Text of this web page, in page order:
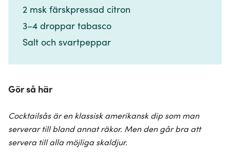
2 msk färskpressad citron​​​​‌ ‍ ​‍​‍‌‍ ‌ ​‍‌‍‍‌‌‍‌ ‌‍‍‌‌‍ ‍​‍​‍​ ‍‍​‍​‍‌ ​ ‌‍​‌‌‍ ‍‌‍‍‌‌ ‌​‌ ‍‌​‍ ‍‌‍‍‌‌‍ ​‍​‍​‍ ​​‍​‍‌‍‍​‌ ​‍‌‍‌‌‌‍‌‍​‍​‍​ ‍‍​‍​‍‌‍‍​‌ ‌​‌ ‌​‌ ​​‌ ​ ​ ‍‍​‍ ​‍ ‌‍​ ‌‍ ‌‌ ​ ​‍ ‍‌‍​ ‌‍‌‌‌ ​‍‌ ‌‍‌‍‌‌‌ ​‍‌‍​‌​‍ ‍‌ ​ ‌‍‌‌​‍ ‌ ​​‌ ​‍‌‍ ‌‍‌​‌ ‌‌‌‍​ ‌ ‌​‌‍‍‌‌‍ ‌‍ ‍​‍ ‌‍‍‌‌‍ ‍‌ ‌​‌‍‌‌‌‍ ‍‌ ‌​​‍ ‌‍‌‌‌‍‌​‌‍‍‌‌ ‌​​‍ ‌‍ ‌‌‍ ‌‍‌​‌‍‌‌​ ‌‌ ​​‌ ​‍‌‍‌‌‌ ​ ‌‍‌‌‌‍ ‍‌ ‌​‌‍​‌‌ ‌​‌‍‍‌‌‍ ‌‍ ‍​ ‍ ‌‍‍‌‌‍‌​​ ‌‌‍‌‍‌‍‌‍​ ​​​ ​‍​ ​‍​ ​‍​ ‍​​ ​‌​‍ ‌​ ​‍‌‍‌‌​ ​‍​ ​ ​‍ ‌​ ‌​‌‍‌‌​ ‌‍‌‍​‍​‍ ‌​ ‍‌‌‍​ ‌‍​ ‌‍​‍​‍ ‌​ ‌‍‌‍‌​‌‍​‌​ ​​​ ​‍​ ​​​ ‌ ​ ‍​‌‍‌‌​ ‌‌‌‍​ ‌‍​‍​ ‍ ‌ ‌​‌ ‍‌‌ ​​‌‍‌‌​ ‌‌ ​​‌‍​‌‌‍‌ ‌‍‌‌​ ‍ ‌ ​​‌‍​‌‌ ‌​‌‍‍​​ ‌‌‍​‍‌‍ ​‌‍ ‌‍​ ‌‍‍ ‌ ​ ​‍‌‌​ ‌‌‌​​‍‌‌ ‌‍‍ ‌‍‌‌‌ ‍‌​‍‌‌​ ​ ‌​‌​​‍‌‌​ ​ ‌​‌​​‍‌‌​ ​‍​ ​‍​ ‍​​ ‌‍​ ‌‍‌‍​‍‌‍​‍​ ‍​‌‍‌​​ ‌ ​‍ ‌‌‍​ ​ ‍‌‌‍​ ‌‍​‌​‍ ‌​ ‌​‌‍​‍‌‍​ ​ ‌ ​‍ ‌‌‍​‌​ ‌ ‌‍​‍​ ‍‌​‍ ‌‌‍​‍​ ​ ​ ​‌‌‍‌‍‌‍‌‍​ ​ ​ ‍‌​ ‍‌‌‍‌‍‌‍‌​‌‍‌​​ ‌ ​‍‌‌​ ​‍​ ​‍​‍‌‌​ ‌‌‌​‌​​‍ ‍‌‍​ ‌‍ ‌‍ ​‌ ‌‌‌‍ ‌‌‍ ‍‌ ​ ​‍‌‌​ ‌‌‌​​‍‌‌ ‌‍‍ ‌‍‌‌‌ ‍‌​‍‌‌​ ​ ‌​‌​​‍‌‌​ ​ ‌​‌​​‍‌‌​ ​‍​ ​‍​ ​‍‌‍‌‌​ ‍‌​ ‍​‌‍‌​‌‍‌​​ ​​​ ‌​‌‍‌‌​ ​‍‌‍​‌‌‍​ ​‍‌‌​ ​‍​ ​‍​‍‌‌​ ‌‌‌​‌​​‍ ‍‌‍‍‌‌ ‌​‌‍‌‌‌‍ ‌‌ ​ ​‍‌‌​ ‌‌‌​​‍​ ‌‌​‍‌‌​ ‌‌‌​‌​​ ‌‍​‍‌‍​‌‌ ​ ‌‍‌‌‌‌‌‌‌ ​‍‌‍ ​​ ‌‌‍‍​‌ ‌​‌ ‌​‌ ​​‌ ​ ​‍‌‌​ ​ ‌​​‌​‍‌‌​ ​‍‌​‌‍​‍‌‌​ ​‍‌​‌‍‌‍​ ‌‍ ‌‌ ​ ​‍ ‍‌‍​ ‌‍‌‌‌ ​‍‌ ‌‍‌‍‌‌‌ ​‍‌‍​‌​‍ ‍‌ ​ ‌‍‌‌​‍‌‍‌‍‍‌‌‍‌​​ ‌‌‍‌‍‌‍‌‍​ ​​​ ​‍​ ​‍​ ​‍​ ‍​​ ​‌​‍ ‌​ ​‍‌‍‌‌​ ​‍​ ​ ​‍ ‌​ ‌​‌‍‌‌​ ‌‍‌‍​‍​‍ ‌​ ‍‌‌‍​ ‌‍​ ‌‍​‍​‍ ‌​ ‌‍‌‍‌​‌‍​‌​ ​​​ ​‍​ ​​​ ‌ ​ ‍​‌‍‌‌​ ‌‌‌‍​ ‌‍​‍​‍‌‍‌ ‌​‌ ‍‌‌ ​​‌‍‌‌​ ‌‌ ​​‌‍​‌‌‍‌ ‌‍‌‌​‍‌‍‌ ​​‌‍​‌‌ ‌​‌‍‍​​ ‌‌‍​‍‌‍ ​‌‍ ‌‍​ ‌‍‍ ‌ ​ ​‍‌‌​ ‌‌‌​​‍‌‌ ‌‍‍ ‌‍‌‌‌ ‍‌​‍‌‌​ ​ ‌​‌​​‍‌‌​ ​ ‌​‌​​‍‌‌​ ​‍​ ​‍​ ‍​​ ‌‍​ ‌‍‌‍​‍‌‍​‍​ ‍​‌‍‌​​ ‌ ​‍ ‌‌‍​ ​ ‍‌‌‍​ ‌‍​‌​‍ ‌​ ‌​‌‍​‍‌‍​ ​ ‌ ​‍ ‌‌‍​‌​ ‌ ‌‍​‍​ ‍‌​‍ ‌‌‍​‍​ ​ ​ ​‌‌‍‌‍‌‍‌‍​ ​ ​ ‍‌​ ‍‌‌‍‌‍‌‍‌​‌‍‌​​ ‌ ​‍‌‌​ ​‍​ ​‍​‍‌‌​ ‌‌‌​‌​​‍ ‍‌‍​ ‌‍ ‌‍ ​‌ ‌‌‌‍ ‌‌‍ ‍‌ ​ ​‍‌‌​ ‌‌‌​​‍‌‌ ‌‍‍ ‌‍‌‌‌ ‍‌​‍‌‌​ ​ ‌​‌​​‍‌‌​ ​ ‌​‌​​‍‌‌​ ​‍​ ​‍​ ​‍‌‍‌‌​ ‍‌​ ‍​‌‍‌​‌‍‌​​ ​​​ ‌​‌‍‌‌​ ​‍‌‍​‌‌‍​ ​‍‌‌​ ​‍​ ​‍​‍‌‌​ ‌‌‌​‌​​‍ ‍‌‍‍‌‌ ‌​‌‍‌‌‌‍ ‌‌ ​ ​‍‌‌​ ‌‌‌​​‍​ ‌‌​‍‌‌​ ‌‌‌​‌​​‍‌‍‌ ‌ ‌‍ ‌ ​‍‌‍‍ ‌ ​ ‌ ​​‌‍​‌‌‍​ ‌‍‌‌​ ‌‌ ​​‌ ​‍‌‍ ‌‍‌​‌ ‌‌‌‍​ ‌ ‌​‌‍‍‌‌‍ ‌‍ ‍​‍‌‍‌ ​​‌‍‌‌‌ ​‍‌ ​ ‌ ​​‌‍‌‌‌‍​ ‌ ‌​‌‍‍‌‌ ‌‍‌‍‌‌​ ‌‌ ​​‌ ‌‌‌‍​‍‌‍ ​‌‍‍‌‌ ​ ‌‍‍​‌‍‌‌‌‍‌​​‍​‍‌ ‌
3–4 droppar tabasco​​​​‌ ‍ ​‍​‍‌‍ ‌ ​‍‌‍‍‌‌‍‌ ‌‍‍‌‌‍ ‍​‍​‍​ ‍‍​‍​‍‌ ​ ‌‍​‌‌‍ ‍‌‍‍‌‌ ‌​‌ ‍‌​‍ ‍‌‍‍‌‌‍ ​‍​‍​‍ ​​‍​‍‌‍‍​‌ ​‍‌‍‌‌‌‍‌‍​‍​‍​ ‍‍​‍​‍‌‍‍​‌ ‌​‌ ‌​‌ ​​‌ ​ ​ ‍‍​‍ ​‍ ‌‍​ ‌‍ ‌‌ ​ ​‍ ‍‌‍​ ‌‍‌‌‌ ​‍‌ ‌‍‌‍‌‌‌ ​‍‌‍​‌​‍ ‍‌ ​ ‌‍‌‌​‍ ‌ ​​‌ ​‍‌‍ ‌‍‌​‌ ‌‌‌‍​ ‌ ‌​‌‍‍‌‌‍ ‌‍ ‍​‍ ‌‍‍‌‌‍ ‍‌ ‌​‌‍‌‌‌‍ ‍‌ ‌​​‍ ‌‍‌‌‌‍‌​‌‍‍‌‌ ‌​​‍ ‌‍ ‌‌‍ ‌‍‌​‌‍‌‌​ ‌‌ ​​‌ ​‍‌‍‌‌‌ ​ ‌‍‌‌‌‍ ‍‌ ‌​‌‍​‌‌ ‌​‌‍‍‌‌‍ ‌‍ ‍​ ‍ ‌‍‍‌‌‍‌​​ ‌‌‍‌‍‌‍‌‍​ ​​​ ​‍​ ​‍​ ​‍​ ‍​​ ​‌​‍ ‌​ ​‍‌‍‌‌​ ​‍​ ​ ​‍ ‌​ ‌​‌‍‌‌​ ‌‍‌‍​‍​‍ ‌​ ‍‌‌‍​ ‌‍​ ‌‍​‍​‍ ‌​ ‌‍‌‍‌​‌‍​‌​ ​​​ ​‍​ ​​​ ‌ ​ ‍​‌‍‌‌​ ‌‌‌‍​ ‌‍​‍​ ‍ ‌ ‌​‌ ‍‌‌ ​​‌‍‌‌​ ‌‌ ​​‌‍​‌‌‍‌ ‌‍‌‌​ ‍ ‌ ​​‌‍​‌‌ ‌​‌‍‍​​ ‌‌‍​‍‌‍ ​‌‍ ‌‍​ ‌‍‍ ‌ ​ ​‍‌‌​ ‌‌‌​​‍‌‌ ‌‍‍ ‌‍‌‌‌ ‍‌​‍‌‌​ ​ ‌​‌​​‍‌‌​ ​ ‌​‌​​‍‌‌​ ​‍​ ​‍​ ‍​​ ‌‍​ ‌‍‌‍​‍‌‍​‍​ ‍​‌‍‌​​ ‌ ​‍ ‌‌‍​ ​ ‍‌‌‍​ ‌‍​‌​‍ ‌​ ‌​‌‍​‍‌‍​ ​ ‌ ​‍ ‌‌‍​‌​ ‌ ‌‍​‍​ ‍‌​‍ ‌‌‍​‍​ ​ ​ ​‌‌‍‌‍‌‍‌‍​ ​ ​ ‍‌​ ‍‌‌‍‌‍‌‍‌​‌‍‌​​ ‌ ​‍‌‌​ ​‍​ ​‍​‍‌‌​ ‌‌‌​‌​​‍ ‍‌‍​ ‌‍ ‌‍ ​‌ ‌‌‌‍ ‌‌‍ ‍‌ ​ ​‍‌‌​ ‌‌‌​​‍‌‌ ‌‍‍ ‌‍‌‌‌ ‍‌​‍‌‌​ ​ ‌​‌​​‍‌‌​ ​ ‌​‌​​‍‌‌​ ​‍​ ​‍​ ​‍‌‍‌‌​ ‍‌​ ‍​‌‍‌​‌‍‌​​ ​​​ ‌​‌‍‌‌​ ​‍‌‍​‌‌‍​ ​‍‌‌​ ​‍​ ​‍​‍‌‌​ ‌‌‌​‌​​‍ ‍‌‍‍‌‌ ‌​‌‍‌‌‌‍ ‌‌ ​ ​‍‌‌​ ‌‌‌​​‍​ ‌‍​‍‌‌​ ‌‌‌​‌​​ ‌‍​‍‌‍​‌‌ ​ ‌‍‌‌‌‌‌‌‌ ​‍‌‍ ​​ ‌‌‍‍​‌ ‌​‌ ‌​‌ ​​‌ ​ ​‍‌‌​ ​ ‌​​‌​‍‌‌​ ​‍‌​‌‍​‍‌‌​ ​‍‌​‌‍‌‍​ ‌‍ ‌‌ ​ ​‍ ‍‌‍​ ‌‍‌‌‌ ​‍‌ ‌‍‌‍‌‌‌ ​‍‌‍​‌​‍ ‍‌ ​ ‌‍‌‌​‍‌‍‌‍‍‌‌‍‌​​ ‌‌‍‌‍‌‍‌‍​ ​​​ ​‍​ ​‍​ ​‍​ ‍​​ ​‌​‍ ‌​ ​‍‌‍‌‌​ ​‍​ ​ ​‍ ‌​ ‌​‌‍‌‌​ ‌‍‌‍​‍​‍ ‌​ ‍‌‌‍​ ‌‍​ ‌‍​‍​‍ ‌​ ‌‍‌‍‌​‌‍​‌​ ​​​ ​‍​ ​​​ ‌ ​ ‍​‌‍‌‌​ ‌‌‌‍​ ‌‍​‍​‍‌‍‌ ‌​‌ ‍‌‌ ​​‌‍‌‌​ ‌‌ ​​‌‍​‌‌‍‌ ‌‍‌‌​‍‌‍‌ ​​‌‍​‌‌ ‌​‌‍‍​​ ‌‌‍​‍‌‍ ​‌‍ ‌‍​ ‌‍‍ ‌ ​ ​‍‌‌​ ‌‌‌​​‍‌‌ ‌‍‍ ‌‍‌‌‌ ‍‌​‍‌‌​ ​ ‌​‌​​‍‌‌​ ​ ‌​‌​​‍‌‌​ ​‍​ ​‍​ ‍​​ ‌‍​ ‌‍‌‍​‍‌‍​‍​ ‍​‌‍‌​​ ‌ ​‍ ‌‌‍​ ​ ‍‌‌‍​ ‌‍​‌​‍ ‌​ ‌​‌‍​‍‌‍​ ​ ‌ ​‍ ‌‌‍​‌​ ‌ ‌‍​‍​ ‍‌​‍ ‌‌‍​‍​ ​ ​ ​‌‌‍‌‍‌‍‌‍​ ​ ​ ‍‌​ ‍‌‌‍‌‍‌‍‌​‌‍‌​​ ‌ ​‍‌‌​ ​‍​ ​‍​‍‌‌​ ‌‌‌​‌​​‍ ‍‌‍​ ‌‍ ‌‍ ​‌ ‌‌‌‍ ‌‌‍ ‍‌ ​ ​‍‌‌​ ‌‌‌​​‍‌‌ ‌‍‍ ‌‍‌‌‌ ‍‌​‍‌‌​ ​ ‌​‌​​‍‌‌​ ​ ‌​‌​​‍‌‌​ ​‍​ ​‍​ ​‍‌‍‌‌​ ‍‌​ ‍​‌‍‌​‌‍‌​​ ​​​ ‌​‌‍‌‌​ ​‍‌‍​‌‌‍​ ​‍‌‌​ ​‍​ ​‍​‍‌‌​ ‌‌‌​‌​​‍ ‍‌‍‍‌‌ ‌​‌‍‌‌‌‍ ‌‌ ​ ​‍‌‌​ ‌‌‌​​‍​ ‌‍​‍‌‌​ ‌‌‌​‌​​‍‌‍‌ ‌ ‌‍ ‌ ​‍‌‍‍ ‌ ​ ‌ ​​‌‍​‌‌‍​ ‌‍‌‌​ ‌‌ ​​‌ ​‍‌‍ ‌‍‌​‌ ‌‌‌‍​ ‌ ‌​‌‍‍‌‌‍ ‌‍ ‍​‍‌‍‌ ​​‌‍‌‌‌ ​‍‌ ​ ‌ ​​‌‍‌‌‌‍​ ‌ ‌​‌‍‍‌‌ ‌‍‌‍‌‌​ ‌‌ ​​‌ ‌‌‌‍​‍‌‍ ​‌‍‍‌‌ ​ ‌‍‍​‌‍‌‌‌‍‌​​‍​‍‌ ‌
Salt och svartpeppar​​​​‌ ‍ ​‍​‍‌‍ ‌ ​‍‌‍‍‌‌‍‌ ‌‍‍‌‌‍ ‍​‍​‍​ ‍‍​‍​‍‌ ​ ‌‍​‌‌‍ ‍‌‍‍‌‌ ‌​‌ ‍‌​‍ ‍‌‍‍‌‌‍ ​‍​‍​‍ ​​‍​‍‌‍‍​‌ ​‍‌‍‌‌‌‍‌‍​‍​‍​ ‍‍​‍​‍‌‍‍​‌ ‌​‌ ‌​‌ ​​‌ ​ ​ ‍‍​‍ ​‍ ‌‍​ ‌‍ ‌‌ ​ ​‍ ‍‌‍​ ‌‍‌‌‌ ​‍‌ ‌‍‌‍‌‌‌ ​‍‌‍​‌​‍ ‍‌ ​ ‌‍‌‌​‍ ‌ ​​‌ ​‍‌‍ ‌‍‌​‌ ‌‌‌‍​ ‌ ‌​‌‍‍‌‌‍ ‌‍ ‍​‍ ‌‍‍‌‌‍ ‍‌ ‌​‌‍‌‌‌‍ ‍‌ ‌​​‍ ‌‍‌‌‌‍‌​‌‍‍‌‌ ‌​​‍ ‌‍ ‌‌‍ ‌‍‌​‌‍‌‌​ ‌‌ ​​‌ ​‍‌‍‌‌‌ ​ ‌‍‌‌‌‍ ‍‌ ‌​‌‍​‌‌ ‌​‌‍‍‌‌‍ ‌‍ ‍​ ‍ ‌‍‍‌‌‍‌​​ ‌‌‍‌‍‌‍‌‍​ ​​​ ​‍​ ​‍​ ​‍​ ‍​​ ​‌​‍ ‌​ ​‍‌‍‌‌​ ​‍​ ​ ​‍ ‌​ ‌​‌‍‌‌​ ‌‍‌‍​‍​‍ ‌​ ‍‌‌‍​ ‌‍​ ‌‍​‍​‍ ‌​ ‌‍‌‍‌​‌‍​‌​ ​​​ ​‍​ ​​​ ‌ ​ ‍​‌‍‌‌​ ‌‌‌‍​ ‌‍​‍​ ‍ ‌ ‌​‌ ‍‌‌ ​​‌‍‌‌​ ‌‌ ​​‌‍​‌‌‍‌ ‌‍‌‌​ ‍ ‌ ​​‌‍​‌‌ ‌​‌‍‍​​ ‌‌‍​‍‌‍ ​‌‍ ‌‍​ ‌‍‍ ‌ ​ ​‍‌‌​ ‌‌‌​​‍‌‌ ‌‍‍ ‌‍‌‌‌ ‍‌​‍‌‌​ ​ ‌​‌​​‍‌‌​ ​ ‌​‌​​‍‌‌​ ​‍​ ​‍​ ‍​​ ‌‍​ ‌‍‌‍​‍‌‍​‍​ ‍​‌‍‌​​ ‌ ​‍ ‌‌‍​ ​ ‍‌‌‍​ ‌‍​‌​‍ ‌​ ‌​‌‍​‍‌‍​ ​ ‌ ​‍ ‌‌‍​‌​ ‌ ‌‍​‍​ ‍‌​‍ ‌‌‍​‍​ ​ ​ ​‌‌‍‌‍‌‍‌‍​ ​ ​ ‍‌​ ‍‌‌‍‌‍‌‍‌​‌‍‌​​ ‌ ​‍‌‌​ ​‍​ ​‍​‍‌‌​ ‌‌‌​‌​​‍ ‍‌‍​ ‌‍ ‌‍ ​‌ ‌‌‌‍ ‌‌‍ ‍‌ ​ ​‍‌‌​ ‌‌‌​​‍‌‌ ‌‍‍ ‌‍‌‌‌ ‍‌​‍‌‌​ ​ ‌​‌​​‍‌‌​ ​ ‌​‌​​‍‌‌​ ​‍​ ​‍​ ​‍‌‍‌‌​ ‍‌​ ‍​‌‍‌​‌‍‌​​ ​​​ ‌​‌‍‌‌​ ​‍‌‍​‌‌‍​ ​‍‌‌​ ​‍​ ​‍​‍‌‌​ ‌‌‌​‌​​‍ ‍‌‍‍‌‌ ‌​‌‍‌‌‌‍ ‌‌ ​ ​‍‌‌​ ‌‌‌​​‍​ ‌ ​‍‌‌​ ‌‌‌​‌​​ ‌‍​‍‌‍​‌‌ ​ ‌‍‌‌‌‌‌‌‌ ​‍‌‍ ​​ ‌‌‍‍​‌ ‌​‌ ‌​‌ ​​‌ ​ ​‍‌‌​ ​ ‌​​‌​‍‌‌​ ​‍‌​‌‍​‍‌‌​ ​‍‌​‌‍‌‍​ ‌‍ ‌‌ ​ ​‍ ‍‌‍​ ‌‍‌‌‌ ​‍‌ ‌‍‌‍‌‌‌ ​‍‌‍​‌​‍ ‍‌ ​ ‌‍‌‌​‍‌‍‌‍‍‌‌‍‌​​ ‌‌‍‌‍‌‍‌‍​ ​​​ ​‍​ ​‍​ ​‍​ ‍​​ ​‌​‍ ‌​ ​‍‌‍‌‌​ ​‍​ ​ ​‍ ‌​ ‌​‌‍‌‌​ ‌‍‌‍​‍​‍ ‌​ ‍‌‌‍​ ‌‍​ ‌‍​‍​‍ ‌​ ‌‍‌‍‌​‌‍​‌​ ​​​ ​‍​ ​​​ ‌ ​ ‍​‌‍‌‌​ ‌‌‌‍​ ‌‍​‍​‍‌‍‌ ‌​‌ ‍‌‌ ​​‌‍‌‌​ ‌‌ ​​‌‍​‌‌‍‌ ‌‍‌‌​‍‌‍‌ ​​‌‍​‌‌ ‌​‌‍‍​​ ‌‌‍​‍‌‍ ​‌‍ ‌‍​ ‌‍‍ ‌ ​ ​‍‌‌​ ‌‌‌​​‍‌‌ ‌‍‍ ‌‍‌‌‌ ‍‌​‍‌‌​ ​ ‌​‌​​‍‌‌​ ​ ‌​‌​​‍‌‌​ ​‍​ ​‍​ ‍​​ ‌‍​ ‌‍‌‍​‍‌‍​‍​ ‍​‌‍‌​​ ‌ ​‍ ‌‌‍​ ​ ‍‌‌‍​ ‌‍​‌​‍ ‌​ ‌​‌‍​‍‌‍​ ​ ‌ ​‍ ‌‌‍​‌​ ‌ ‌‍​‍​ ‍‌​‍ ‌‌‍​‍​ ​ ​ ​‌‌‍‌‍‌‍‌‍​ ​ ​ ‍‌​ ‍‌‌‍‌‍‌‍‌​‌‍‌​​ ‌ ​‍‌‌​ ​‍​ ​‍​‍‌‌​ ‌‌‌​‌​​‍ ‍‌‍​ ‌‍ ‌‍ ​‌ ‌‌‌‍ ‌‌‍ ‍‌ ​ ​‍‌‌​ ‌‌‌​​‍‌‌ ‌‍‍ ‌‍‌‌‌ ‍‌​‍‌‌​ ​ ‌​‌​​‍‌‌​ ​ ‌​‌​​‍‌‌​ ​‍​ ​‍​ ​‍‌‍‌‌​ ‍‌​ ‍​‌‍‌​‌‍‌​​ ​​​ ‌​‌‍‌‌​ ​‍‌‍​‌‌‍​ ​‍‌‌​ ​‍​ ​‍​‍‌‌​ ‌‌‌​‌​​‍ ‍‌‍‍‌‌ ‌​‌‍‌‌‌‍ ‌‌ ​ ​‍‌‌​ ‌‌‌​​‍​ ‌ ​‍‌‌​ ‌‌‌​‌​​‍‌‍‌ ‌ ‌‍ ‌ ​‍‌‍‍ ‌ ​ ‌ ​​‌‍​‌‌‍​ ‌‍‌‌​ ‌‌ ​​‌ ​‍‌‍ ‌‍‌​‌ ‌‌‌‍​ ‌ ‌​‌‍‍‌‌‍ ‌‍ ‍​‍‌‍‌ ​​‌‍‌‌‌ ​‍‌ ​ ‌ ​​‌‍‌‌‌‍​ ‌ ‌​‌‍‍‌‌ ‌‍‌‍‌‌​ ‌‌ ​​‌ ‌‌‌‍​‍‌‍ ​‌‍‍‌‌ ​ ‌‍‍​‌‍‌‌‌‍‌​​‍​‍‌ ‌
Gör så här
Cocktailsås är en klassisk amerikansk dip som man
serverar till bland annat räkor. Men den går bra att
servera till alla möjliga skaldjur.